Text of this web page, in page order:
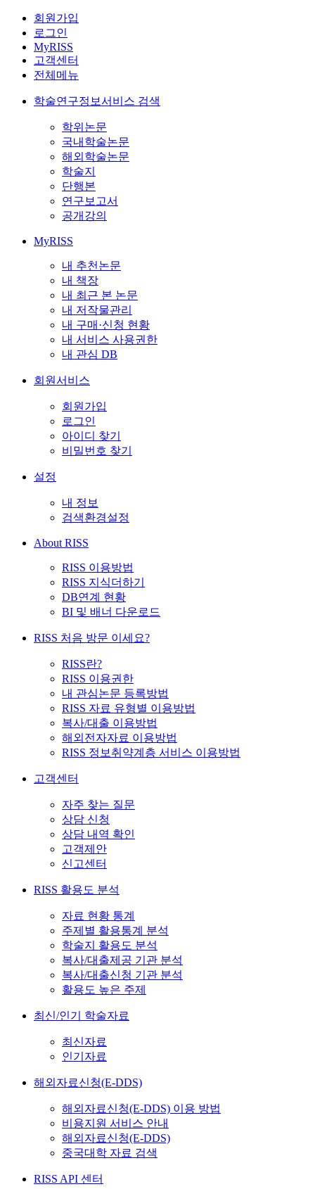
회원가입
로그인
MyRISS
고객센터
전체메뉴
학술연구정보서비스 검색
학위논문
국내학술논문
해외학술논문
학술지
단행본
연구보고서
공개강의
MyRISS
내 추천논문
내 책장
내 최근 본 논문
내 저작물관리
내 구매·신청 현황
내 서비스 사용권한
내 관심 DB
회원서비스
회원가입
로그인
아이디 찾기
비밀번호 찾기
설정
내 정보
검색환경설정
About RISS
RISS 이용방법
RISS 지식더하기
DB연계 현황
BI 및 배너 다운로드
RISS 처음 방문 이세요?
RISS란?
RISS 이용권한
내 관심논문 등록방법
RISS 자료 유형별 이용방법
복사/대출 이용방법
해외전자자료 이용방법
RISS 정보취약계층 서비스 이용방법
고객센터
자주 찾는 질문
상담 신청
상담 내역 확인
고객제안
신고센터
RISS 활용도 분석
자료 현황 통계
주제별 활용통계 분석
학술지 활용도 분석
복사/대출제공 기관 분석
복사/대출신청 기관 분석
활용도 높은 주제
최신/인기 학술자료
최신자료
인기자료
해외자료신청(E-DDS)
해외자료신청(E-DDS) 이용 방법
비용지원 서비스 안내
해외자료신청(E-DDS)
중국대학 자료 검색
RISS API 센터